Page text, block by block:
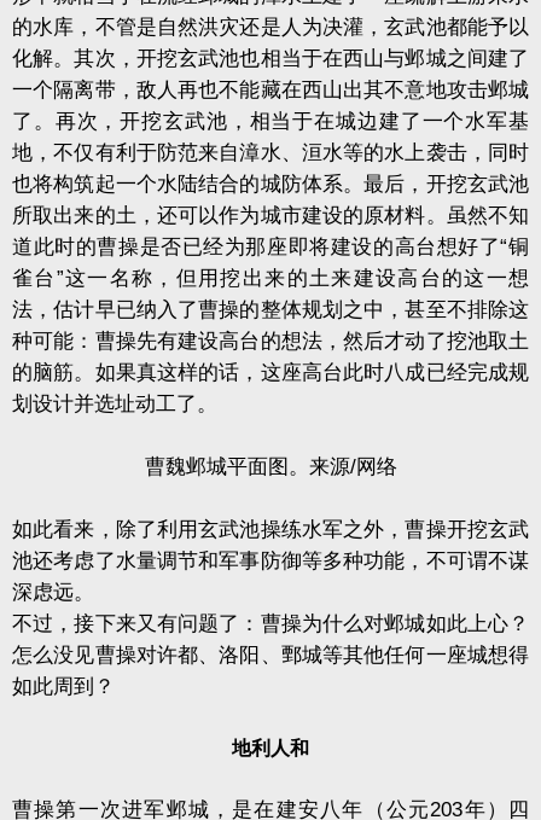
的水库，不管是自然洪灾还是人为决灌，玄武池都能予以
化解。其次，开挖玄武池也相当于在西山与邺城之间建了
一个隔离带，敌人再也不能藏在西山出其不意地攻击邺城
了。再次，开挖玄武池，相当于在城边建了一个水军基
地，不仅有利于防范来自漳水、洹水等的水上袭击，同时
也将构筑起一个水陆结合的城防体系。最后，开挖玄武池
所取出来的土，还可以作为城市建设的原材料。虽然不知
道此时的曹操是否已经为那座即将建设的高台想好了“铜
雀台”这一名称，但用挖出来的土来建设高台的这一想
法，估计早已纳入了曹操的整体规划之中，甚至不排除这
种可能：曹操先有建设高台的想法，然后才动了挖池取土
的脑筋。如果真这样的话，这座高台此时八成已经完成规
划设计并选址动工了。
曹魏邺城平面图。来源/网络
如此看来，除了利用玄武池操练水军之外，曹操开挖玄武
池还考虑了水量调节和军事防御等多种功能，不可谓不谋
深虑远。
不过，接下来又有问题了：曹操为什么对邺城如此上心？
怎么没见曹操对许都、洛阳、鄄城等其他任何一座城想得
如此周到？
地利人和
曹操第一次进军邺城，是在建安八年（公元203年）四